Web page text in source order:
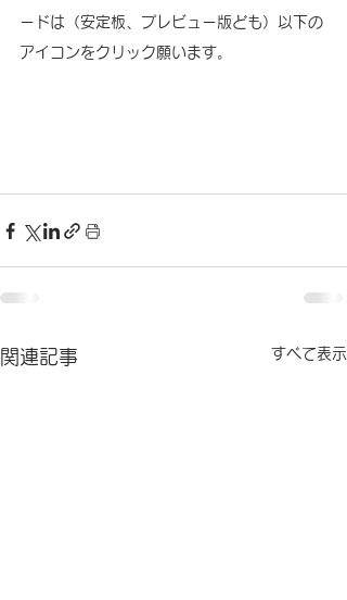
ードは（安定板、プレビュー版ども）以下の
アイコンをクリック願います。
関連記事 すべて表示